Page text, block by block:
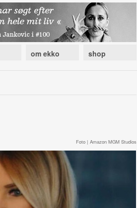
om ekko shop
Foto | Amazon MGM Studios